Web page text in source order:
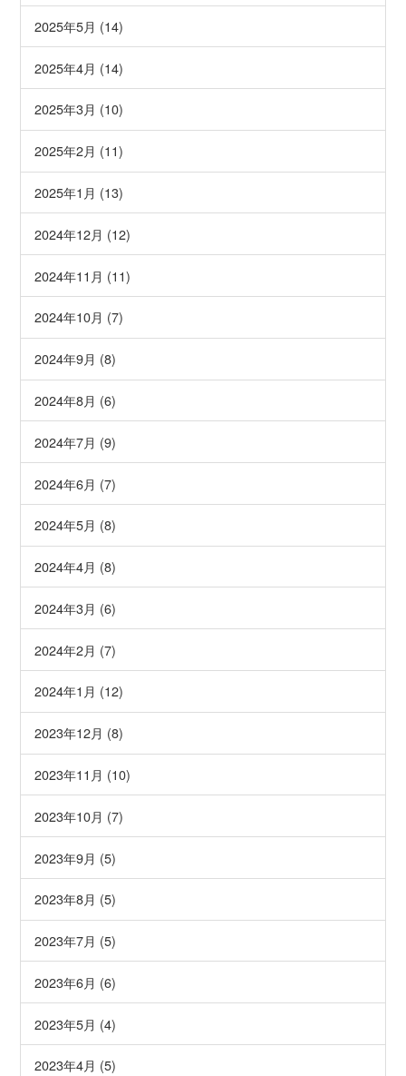
2025年5月 (14)
2025年4月 (14)
2025年3月 (10)
2025年2月 (11)
2025年1月 (13)
2024年12月 (12)
2024年11月 (11)
2024年10月 (7)
2024年9月 (8)
2024年8月 (6)
2024年7月 (9)
2024年6月 (7)
2024年5月 (8)
2024年4月 (8)
2024年3月 (6)
2024年2月 (7)
2024年1月 (12)
2023年12月 (8)
2023年11月 (10)
2023年10月 (7)
2023年9月 (5)
2023年8月 (5)
2023年7月 (5)
2023年6月 (6)
2023年5月 (4)
2023年4月 (5)